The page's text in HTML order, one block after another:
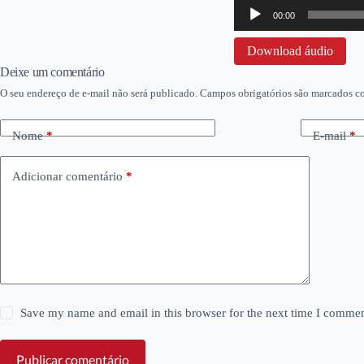
Tocador
áudio
00:00
Download áudio
Deixe um comentário
O seu endereço de e-mail não será publicado. Campos obrigatórios são marcados
Nome* E-mail*
Adicionar comentário *
Save my name and email in this browser for the next time I
Publicar comentário